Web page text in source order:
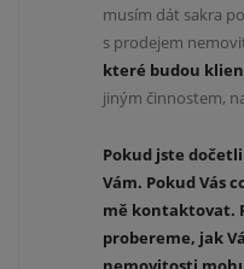
musím dát sakra
s prodejem
které budou
jiným činnostem,
Pokud jste
Vám. Pokud Vás
mě kontaktovat.
probereme, jak